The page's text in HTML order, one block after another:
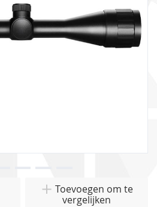
Toevoegen om te
vergelijken